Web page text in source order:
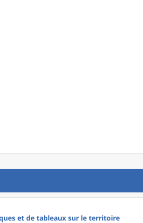
et de tableaux sur le territoire